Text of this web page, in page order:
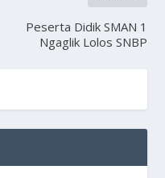
Peserta Didik SMAN 1
Ngaglik Lolos SNBP